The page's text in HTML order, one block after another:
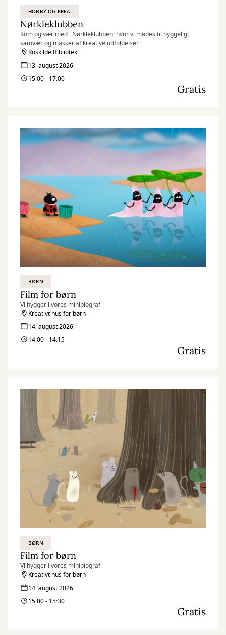
HOBBY OG KREA
Nørkleklubben
Kom og vær med i Nørkleklubben, hvor vi mødes til hyggeligt
samvær og masser af kreative udfoldelser
Roskilde Bibliotek
13. august 2026
15:00 - 17:00
Gratis
BØRN
Film for børn
Vi hygger i vores minibiograf
Kreativt hus for børn
14. august 2026
14:00 - 14:15
Gratis
BØRN
Film for børn
Vi hygger i vores minibiograf
Kreativt hus for børn
14. august 2026
15:00 - 15:30
Gratis